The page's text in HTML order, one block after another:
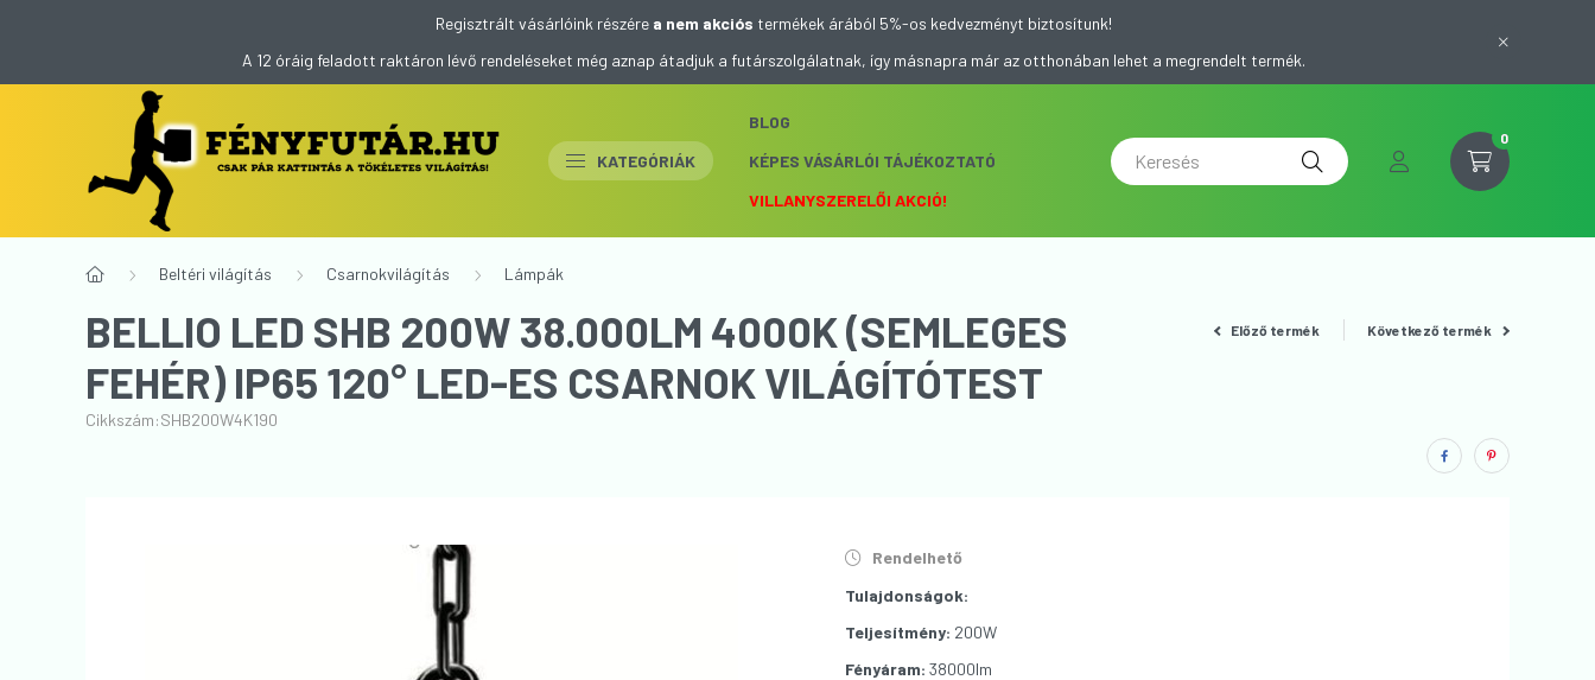
Regisztrált vásárlóink részére a nem akciós termékek árából 5%-os kedvezményt biztosítunk!
A 12 óráig feladott raktáron lévő rendeléseket még aznap átadjuk a futárszolgálatnak, így másnapra már az otthonában lehet a megrendelt termék.
KATEGÓRIÁK
BLOG
KÉPES VÁSÁRLÓI TÁJÉKOZTATÓ
VILLANYSZERELŐI AKCIÓ!
0
Beltéri világítás Csarnokvilágítás Lámpák
Előző termék Következő termék
BELLIO LED SHB 200W 38.000LM 4000K (SEMLEGES
FEHÉR) IP65 120° LED-ES CSARNOK VILÁGÍTÓTEST
Cikkszám:SHB200W4K190
Rendelhető
Tulajdonságok:
Teljesítmény: 200W
Fényáram: 38000lm